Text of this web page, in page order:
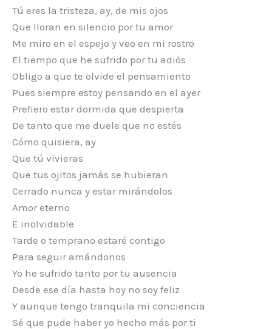
Tú eres la tristeza, ay, de mis ojos
Que lloran en silencio por tu amor
Me miro en el espejo y veo en mi rostro
El tiempo que he sufrido por tu adiós
Obligo a que te olvide el pensamiento
Pues siempre estoy pensando en el ayer
Prefiero estar dormida que despierta
De tanto que me duele que no estés
Cómo quisiera, ay
Que tú vivieras
Que tus ojitos jamás se hubieran
Cerrado nunca y estar mirándolos
Amor eterno
E inolvidable
Tarde o temprano estaré contigo
Para seguir amándonos
Yo he sufrido tanto por tu ausencia
Desde ese día hasta hoy no soy feliz
Y aunque tengo tranquila mi conciencia
Sé que pude haber yo hecho más por ti